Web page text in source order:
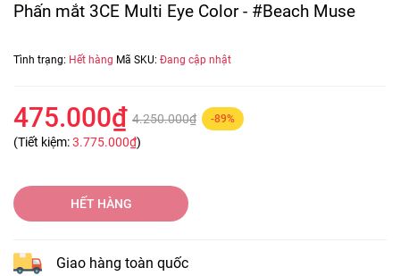
Phấn mắt 3CE Multi Eye Color - #Beach Muse
Tình trạng: Hết hàng Mã SKU: Đang cập nhật
475.000₫ 4.250.000₫ -89%
(Tiết kiệm:3.775.000₫)
HẾT HÀNG
Giao hàng toàn quốc